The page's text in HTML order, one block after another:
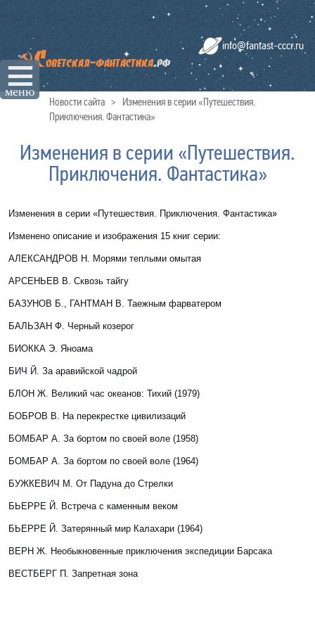
☰
меню
info@fantast-cccr.ru
Новости сайта > Изменения в серии «Путешествия.
Приключения. Фантастика»
Изменения в серии «Путешествия.
Приключения. Фантастика»
Изменения в серии «Путешествия. Приключения. Фантастика»
Изменено описание и изображения 15 книг серии:
АЛЕКСАНДРОВ Н. Морями теплыми омытая
АРСЕНЬЕВ В. Сквозь тайгу
БАЗУНОВ Б., ГАНТМАН В. Таежным фарватером
БАЛЬЗАН Ф. Черный козерог
БИОККА Э. Яноама
БИЧ Й. За аравийской чадрой
БЛОН Ж. Великий час океанов: Тихий (1979)
БОБРОВ В. На перекрестке цивилизаций
БОМБАР А. За бортом по своей воле (1958)
БОМБАР А. За бортом по своей воле (1964)
БУЖКЕВИЧ М . От Падуна до Стрелки
БЬЕРРЕ Й. Встреча с каменным веком
БЬЕРРЕ Й. Затерянный мир Калахари (1964)
ВЕРН Ж. Необыкновенные приключения экспедиции Барсака
ВЕСТБЕРГ П. Запретная зона